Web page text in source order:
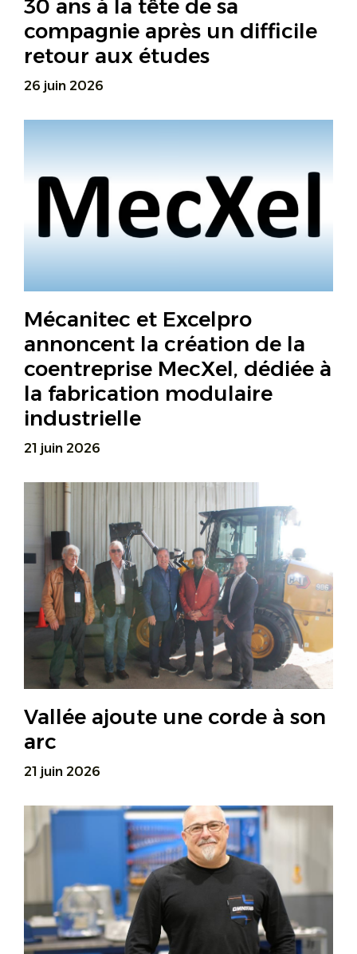
30 ans à la tête de sa
compagnie après un difficile
retour aux études
26 juin 2026
Mécanitec et Excelpro
annoncent la création de la
coentreprise MecXel, dédiée à
la fabrication modulaire
industrielle
21 juin 2026
Vallée ajoute une corde à son
arc
21 juin 2026